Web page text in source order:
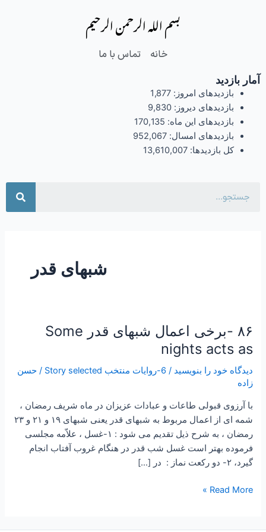
بسم الله الرحمن الرحیم
خانه تماس با ما
آمار بازدید
بازدیدهای امروز: 1,877
بازدیدهای دیروز: 9,830
بازدیدهای این ماه: 170,135
بازدیدهای امسال: 952,067
کل بازدیدها: 13,610,007
شبهای قدر
۸۶ -برخی اعمال شبهای قدر Some
nights acts as
دیدگاه‌ خود را بنویسید / 6-روایات منتخب Story selected /حسن
زاده
با آرزوی قبولی طاعات و عبادات عزیزان در ماه شریف رمضان ،
شمه ای از اعمال مربوط به شبهای قدر یعنی شبهای ۱۹ و ۲۱ و ۲۳
رمضان ، به شرح ذیل تقدیم می شود : ۱-غسل ، علاّمه مجلسى
فرموده‏ بهتر است غسل شب قدر در هنگام غروب آفتاب انجام
گيرد، ۲- دو رکعت نماز : در […]
۸۶
اعمال
شبهای
قدر
Some
nights
as
Read More »